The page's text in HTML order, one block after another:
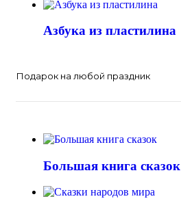
Азбука из пластилина
Подарок на любой праздник
Большая книга сказок